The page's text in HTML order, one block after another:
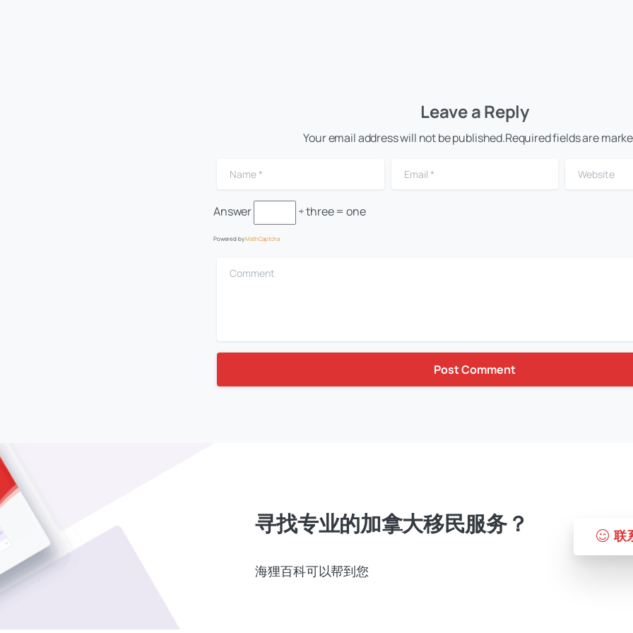
Leave a Reply
Your email address will not be published.Required fields are
Name
Email Website
Answer ÷ three = one
Powered byMathCaptcha
Comment
寻找专业的加拿大移民服务？
海狸百科可以帮到您
联